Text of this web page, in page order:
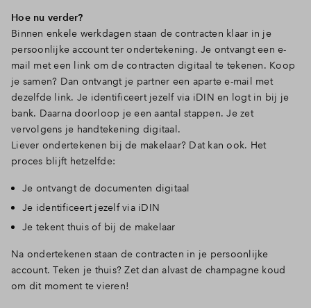
Hoe nu verder?
Binnen enkele werkdagen staan de contracten klaar in je
persoonlijke account ter ondertekening. Je ontvangt een e-
mail met een link om de contracten digitaal te tekenen. Koop
je samen? Dan ontvangt je partner een aparte e-mail met
dezelfde link. Je identificeert jezelf via iDIN en logt in bij je
bank. Daarna doorloop je een aantal stappen. Je zet
vervolgens je handtekening digitaal.
Liever ondertekenen bij de makelaar? Dat kan ook. Het
proces blijft hetzelfde:
Je ontvangt de documenten digitaal
Je identificeert jezelf via iDIN
Je tekent thuis of bij de makelaar
Na ondertekenen staan de contracten in je persoonlijke
account. Teken je thuis? Zet dan alvast de champagne koud
om dit moment te vieren!